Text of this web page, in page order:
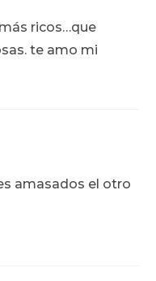
ricos…que
te amo mi
amasados el otro